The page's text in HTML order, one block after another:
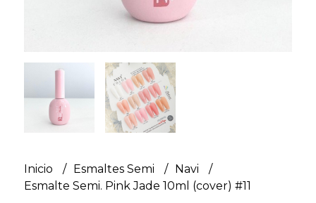
Inicio Esmaltes Semi
Navi
Esmalte Semi. Pink Jade 10ml (cover) #11